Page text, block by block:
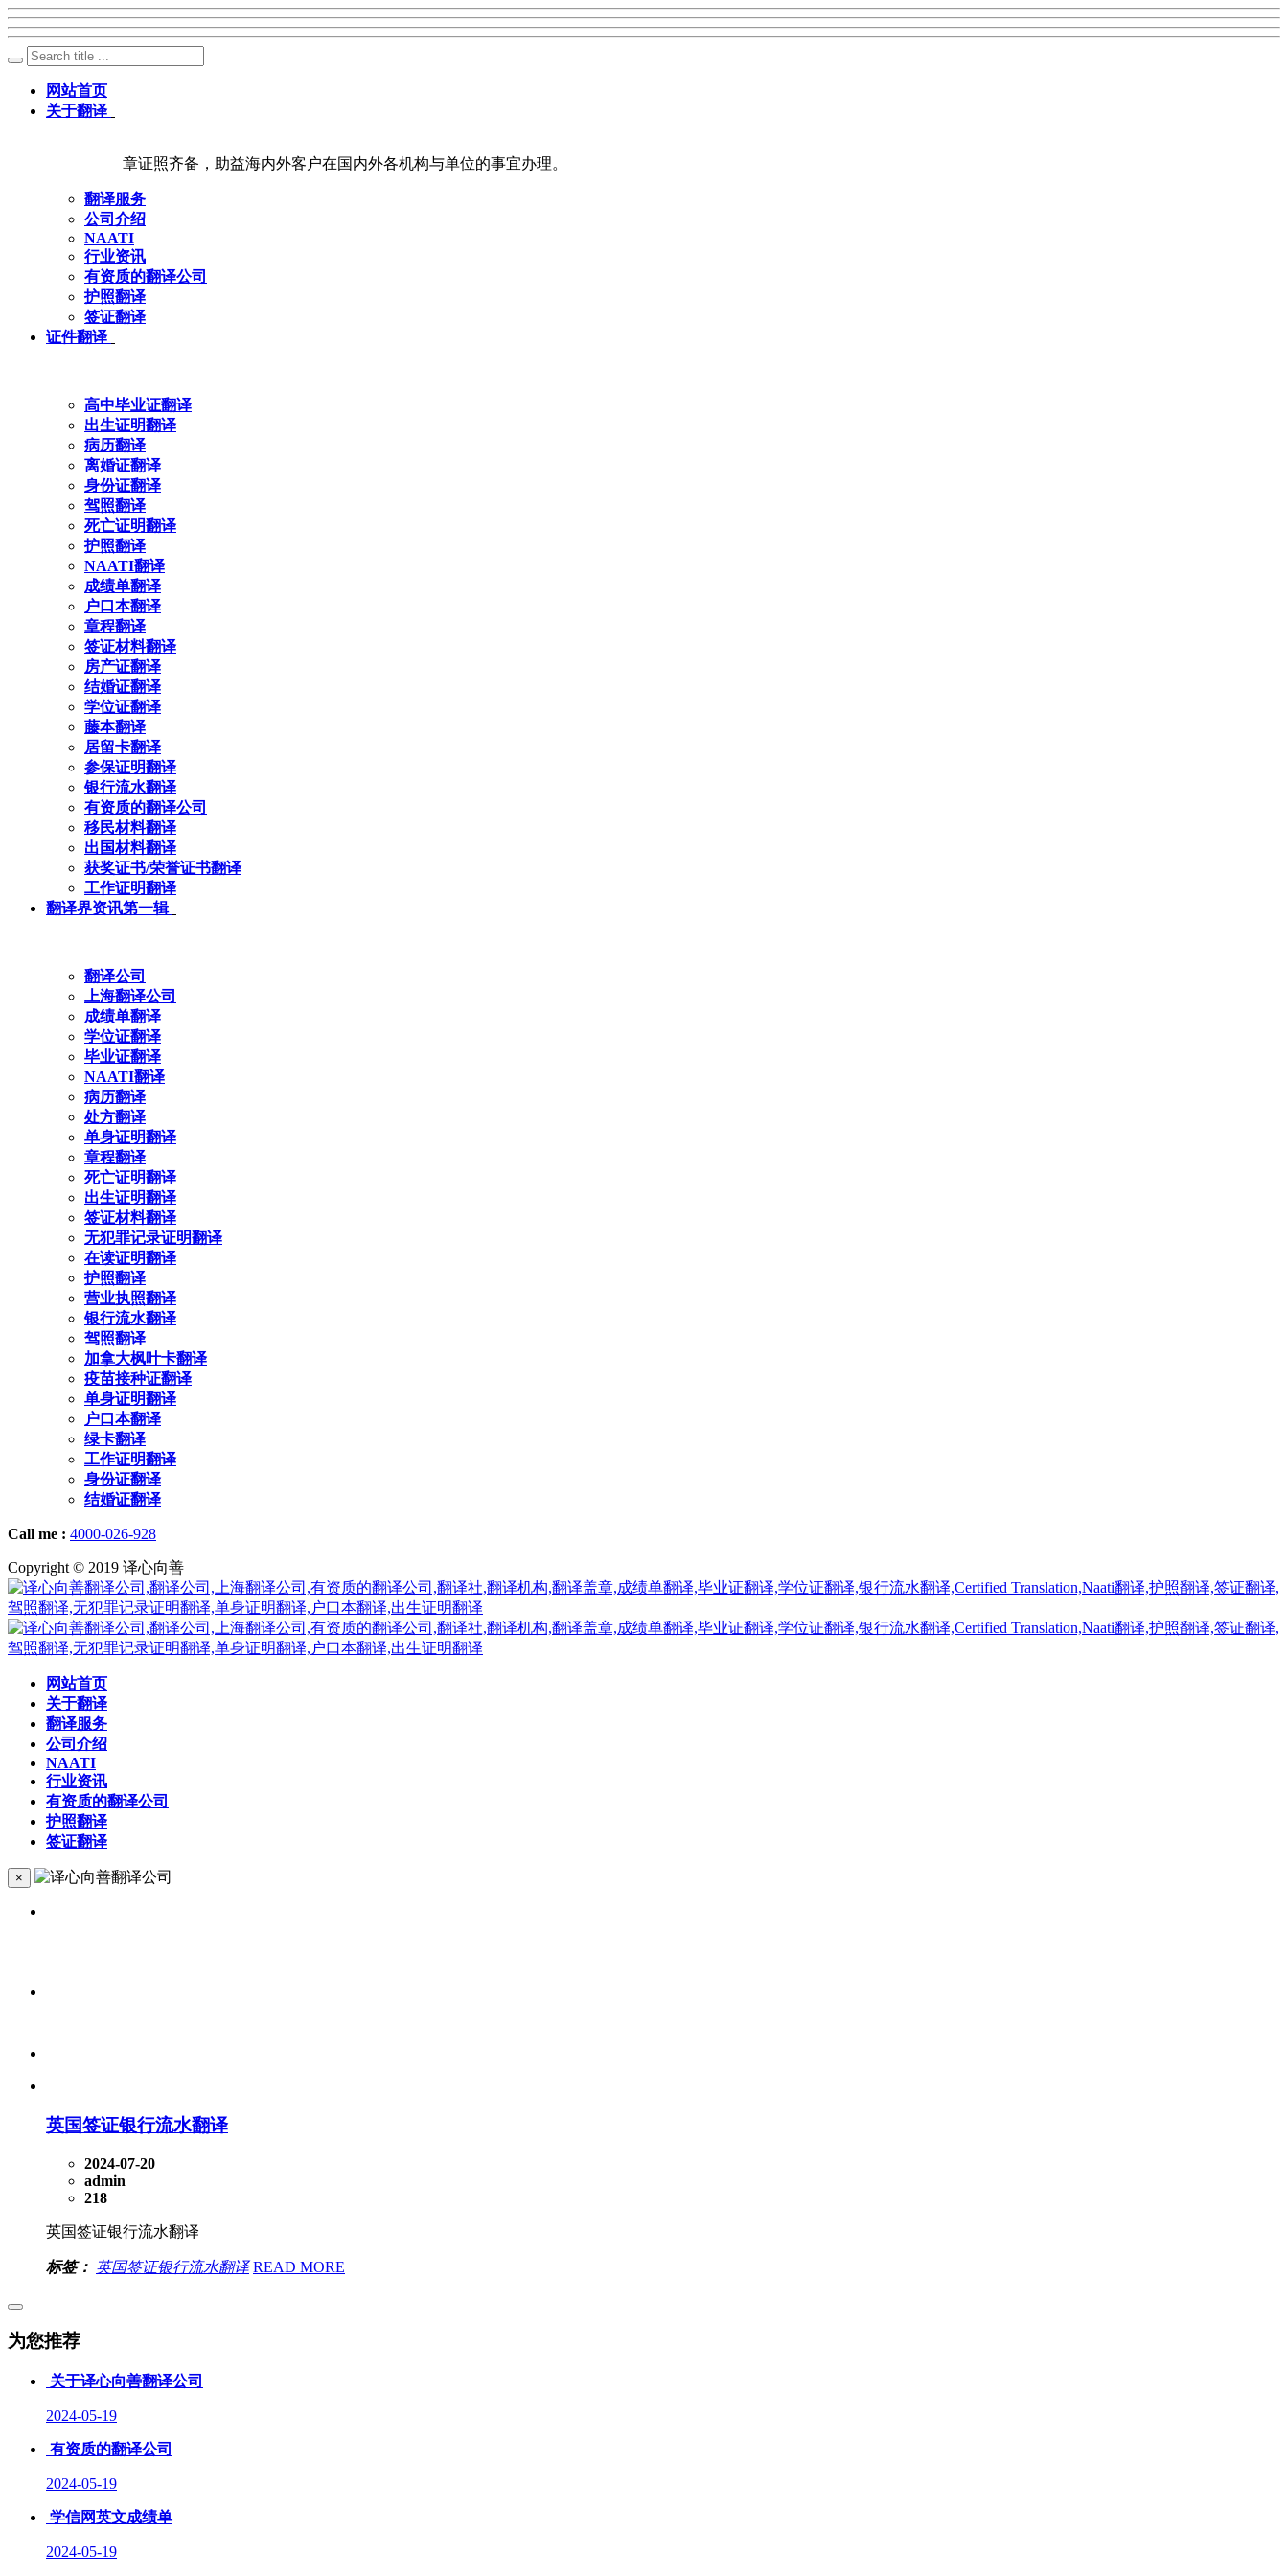
网站首页
关于翻译
章证照齐备，助益海内外客户在国内外各机构与单位的事宜办理。
翻译服务
公司介绍
NAATI
行业资讯
有资质的翻译公司
护照翻译
签证翻译
证件翻译
高中毕业证翻译
出生证明翻译
病历翻译
离婚证翻译
身份证翻译
驾照翻译
死亡证明翻译
护照翻译
NAATI翻译
成绩单翻译
户口本翻译
章程翻译
签证材料翻译
房产证翻译
结婚证翻译
学位证翻译
藤本翻译
居留卡翻译
参保证明翻译
银行流水翻译
有资质的翻译公司
移民材料翻译
出国材料翻译
获奖证书/荣誉证书翻译
工作证明翻译
翻译界资讯第一辑
翻译公司
上海翻译公司
成绩单翻译
学位证翻译
毕业证翻译
NAATI翻译
病历翻译
处方翻译
单身证明翻译
章程翻译
死亡证明翻译
出生证明翻译
签证材料翻译
无犯罪记录证明翻译
在读证明翻译
护照翻译
营业执照翻译
银行流水翻译
驾照翻译
加拿大枫叶卡翻译
疫苗接种证翻译
单身证明翻译
户口本翻译
绿卡翻译
工作证明翻译
身份证翻译
结婚证翻译
Call me : 4000-026-928
Copyright © 2019 译心向善
网站首页
关于翻译
翻译服务
公司介绍
NAATI
行业资讯
有资质的翻译公司
护照翻译
签证翻译
×
英国签证银行流水翻译
2024-07-20
admin
218
英国签证银行流水翻译
标签： 英国签证银行流水翻译 READ MORE
为您推荐
关于译心向善翻译公司
2024-05-19
有资质的翻译公司
2024-05-19
学信网英文成绩单
2024-05-19